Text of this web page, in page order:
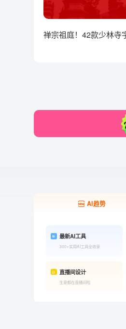
禅宗祖庭！42款少林寺
AI趋势
最新AI工具
300+实用AI工具全收录
直播间设计
生意都在直播间啦